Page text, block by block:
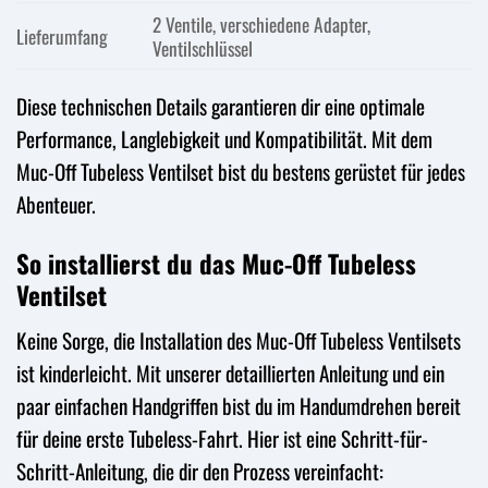
Lieferumfang
2 Ventile, verschiedene Adapter,
Ventilschlüssel
Diese technischen Details garantieren dir eine optimale
Performance, Langlebigkeit und Kompatibilität. Mit dem
Muc-Off Tubeless Ventilset bist du bestens gerüstet für jedes
Abenteuer.
So installierst du das Muc-Off Tubeless
Ventilset
Keine Sorge, die Installation des Muc-Off Tubeless Ventilsets
ist kinderleicht. Mit unserer detaillierten Anleitung und ein
paar einfachen Handgriffen bist du im Handumdrehen bereit
für deine erste Tubeless-Fahrt. Hier ist eine Schritt-für-
Schritt-Anleitung, die dir den Prozess vereinfacht: